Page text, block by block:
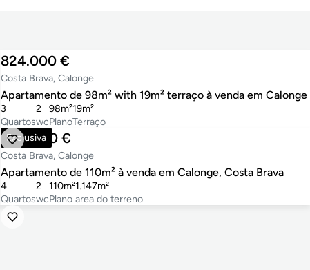
824.000 €
Costa Brava, Calonge
Apartamento de 98m² with 19m² terraço à venda em Calonge
Quartos
3
wc
2
Plano
98m²
Terraço
19m²
Exclusiva
400.000 €
Costa Brava, Calonge
Apartamento de 110m² à venda em Calonge, Costa Brava
Quartos
4
wc
2
Plano
110m²
area do terreno
1.147m²